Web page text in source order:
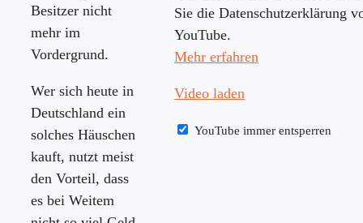
Besitzer nicht
mehr im
Vordergrund.
Wer sich heute in
Deutschland ein
solches Häuschen
kauft, nutzt meist
den Vorteil, dass
es bei Weitem
Sie die Datenschutzerklärung
YouTube.
Mehr erfahren
Video laden
YouTube immer entsperren